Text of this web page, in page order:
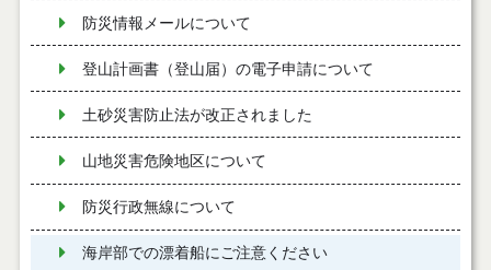
防災情報メールについて
登山計画書（登山届）の電子申請について
土砂災害防止法が改正されました
山地災害危険地区について
防災行政無線について
海岸部での漂着船にご注意ください